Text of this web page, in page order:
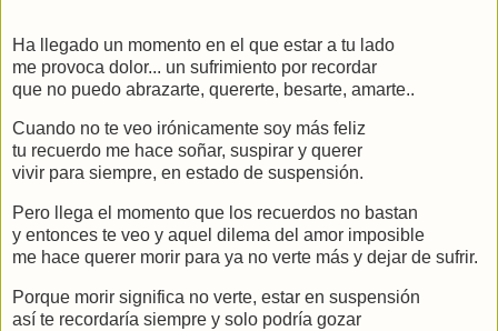
Ha llegado un momento en el que estar a tu lado
me provoca dolor... un sufrimiento por recordar
que no puedo abrazarte, quererte, besarte, amarte..
Cuando no te veo irónicamente soy más feliz
tu recuerdo me hace soñar, suspirar y querer
vivir para siempre, en estado de suspensión.
Pero llega el momento que los recuerdos no bastan
y entonces te veo y aquel dilema del amor imposible
me hace querer morir para ya no verte más y dejar de sufrir.
Porque morir significa no verte, estar en suspensión
así te recordaría siempre y solo podría gozar